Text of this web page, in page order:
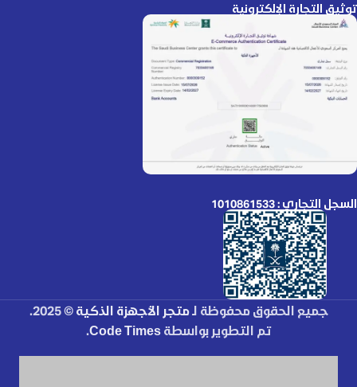
توثيق التجارة الإلكترونية
السجل التجاري : 1010861533
جميع الحقوق محفوظة لـمتجر الأجهزة الذكية © 2025.
تم التطوير بواسطة Code Times
.